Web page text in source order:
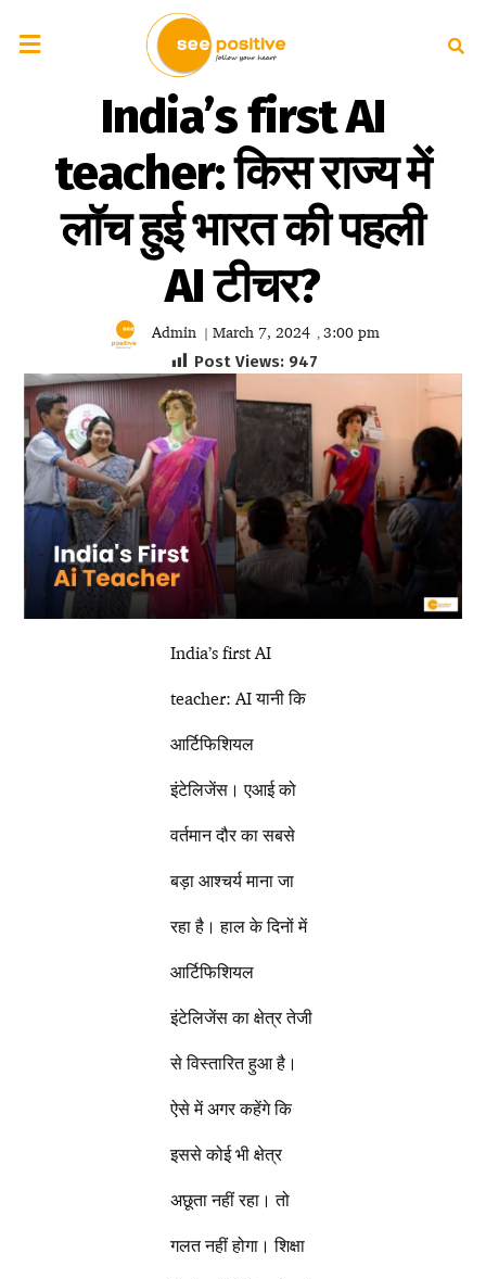
India’s first AI
teacher: किस राज्य में
लॉच हुई भारत की पहली
AI टीचर?
Admin | March 7, 2024 , 3:00 pm
Post Views: 947
India’s first AI
teacher: AI यानी कि
आर्टिफिशियल
इंटेलिजेंस। एआई को
वर्तमान दौर का सबसे
बड़ा आश्चर्य माना जा
रहा है। हाल के दिनों में
आर्टिफिशियल
इंटेलिजेंस का क्षेत्र तेजी
से विस्तारित हुआ है।
ऐसे में अगर कहेंगे कि
इससे कोई भी क्षेत्र
अछूता नहीं रहा। तो
गलत नहीं होगा। शिक्षा